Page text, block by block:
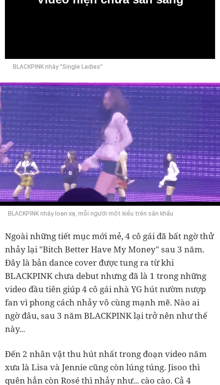
BLACKPINK nhảy "Single Ladies"
BLACKPINK nhảy loạn xạ, mỗi người một kiểu trên sân khấu
Ngoài những tiết mục mới mẻ, 4 cô gái đã bất ngờ thử
nhảy lại "Bitch Better Have My Money" sau 3 năm.
Đây là bản dance cover được tung ra từ khi
BLACKPINK chưa debut nhưng đã là 1 trong những
video đầu tiên giúp 4 cô gái nhà YG hút nườm nượp
fan vì phong cách nhảy vô cùng mạnh mẽ. Nào ai
ngờ đâu, sau 3 năm BLACKPINK lại trở nên như thế
này...
Đến 2 nhân vật thu hút nhất trong đoạn video năm
xưa là Lisa và Jennie cũng còn lúng túng. Jisoo thì
quên hẳn còn Rosé thì nhảy như... cào cào. Cả 4